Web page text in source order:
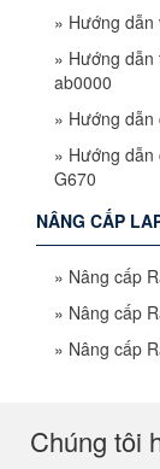
» Hướng dẫn
» Hướng dẫn
ab0000
» Hướng dẫn
» Hướng dẫn
G670
NÂNG CẤP
» Nâng cấp
» Nâng cấp
» Nâng cấp
Chúng tôi